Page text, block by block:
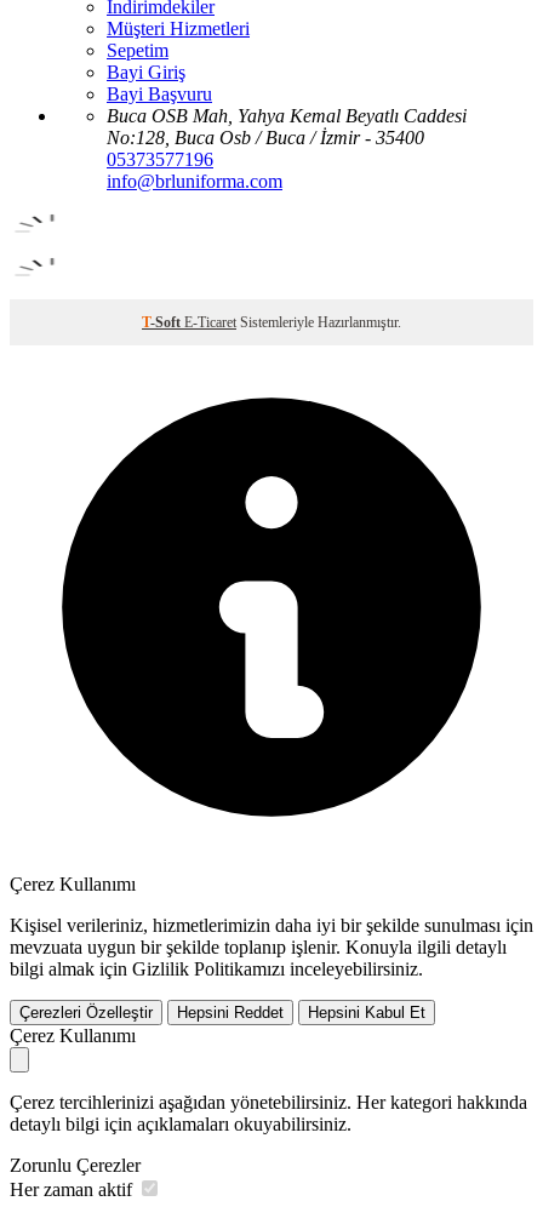
İndirimdekiler
Müşteri Hizmetleri
Sepetim
Bayi Giriş
Bayi Başvuru
Buca OSB Mah, Yahya Kemal Beyatlı Caddesi
No:128, Buca Osb / Buca / İzmir - 35400
05373577196
info@brluniforma.com
T-Soft E-Ticaret Sistemleriyle Hazırlanmıştır.
Çerez Kullanımı
Kişisel verileriniz, hizmetlerimizin daha iyi bir şekilde sunulması için
mevzuata uygun bir şekilde toplanıp işlenir. Konuyla ilgili detaylı
bilgi almak için Gizlilik Politikamızı inceleyebilirsiniz.
Çerezleri Özelleştir Hepsini Reddet Hepsini Kabul Et
Çerez Kullanımı
Çerez tercihlerinizi aşağıdan yönetebilirsiniz. Her kategori hakkında
detaylı bilgi için açıklamaları okuyabilirsiniz.
Zorunlu Çerezler
Her zaman aktif